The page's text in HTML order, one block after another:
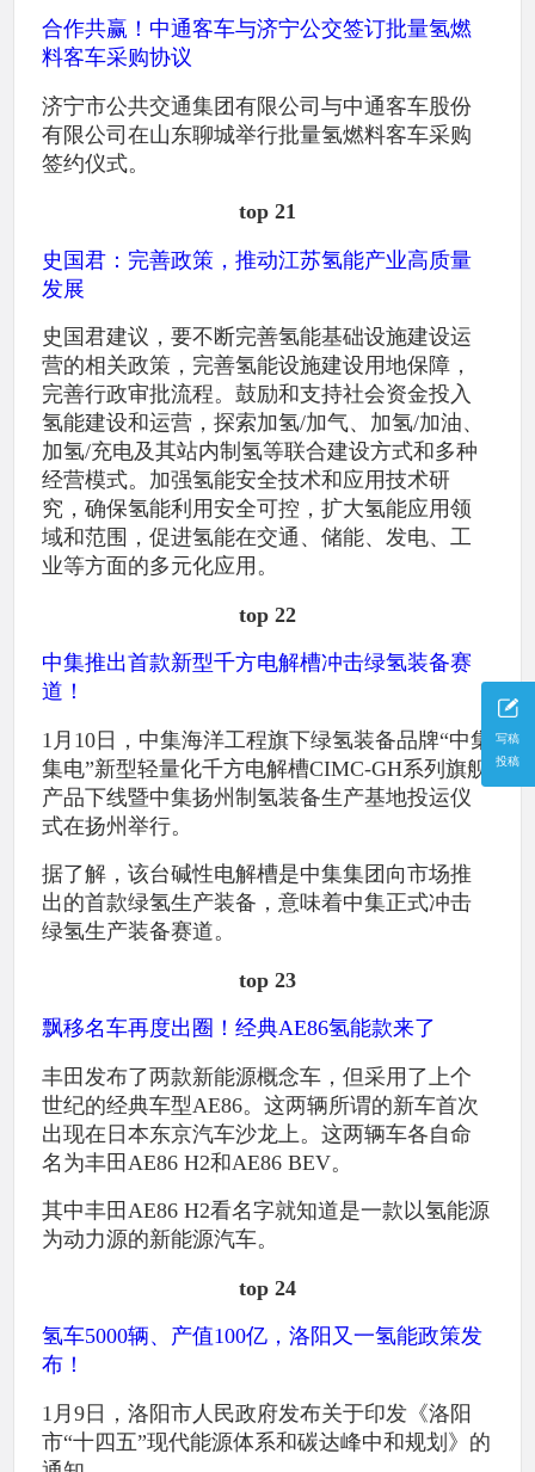
写稿
投稿
合作共赢！中通客车与济宁公交签订批量氢燃
料客车采购协议
济宁市公共交通集团有限公司与中通客车股份
有限公司在山东聊城举行批量氢燃料客车采购
签约仪式。
top 21
史国君：完善政策，推动江苏氢能产业高质量
发展
史国君建议，要不断完善氢能基础设施建设运
营的相关政策，完善氢能设施建设用地保障，
完善行政审批流程。鼓励和支持社会资金投入
氢能建设和运营，探索加氢/加气、加氢/加油、
加氢/充电及其站内制氢等联合建设方式和多种
经营模式。加强氢能安全技术和应用技术研
究，确保氢能利用安全可控，扩大氢能应用领
域和范围，促进氢能在交通、储能、发电、工
业等方面的多元化应用。
top 22
中集推出首款新型千方电解槽冲击绿氢装备赛
道！
1月10日，中集海洋工程旗下绿氢装备品牌“中集
集电”新型轻量化千方电解槽CIMC-GH系列旗舰
产品下线暨中集扬州制氢装备生产基地投运仪
式在扬州举行。
据了解，该台碱性电解槽是中集集团向市场推
出的首款绿氢生产装备，意味着中集正式冲击
绿氢生产装备赛道。
top 23
飘移名车再度出圈！经典AE86氢能款来了
丰田发布了两款新能源概念车，但采用了上个
世纪的经典车型AE86。这两辆所谓的新车首次
出现在日本东京汽车沙龙上。这两辆车各自命
名为丰田AE86 H2和AE86 BEV。
其中丰田AE86 H2看名字就知道是一款以氢能源
为动力源的新能源汽车。
top 24
氢车5000辆、产值100亿，洛阳又一氢能政策发
布！
1月9日，洛阳市人民政府发布关于印发《洛阳
市“十四五”现代能源体系和碳达峰中和规划》的